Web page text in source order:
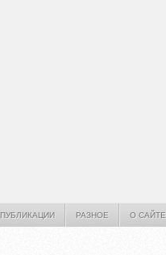
ПУБЛИКАЦИИ РАЗНОЕ О САЙТЕ